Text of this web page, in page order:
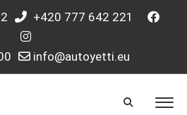
+420 777 642 221
info@autoyetti.eu